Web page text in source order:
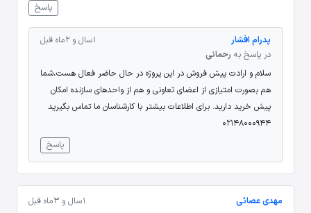
پاسخ
پدرام افشار
1 سال و 2 ماه قبل
در پاسخ به رحمانی
سلام و ارادت پیش فروش در این پروژه در حال حاضر فعال هست،شما
هم بصورت امتیازی از اعضای تعاونی و هم از واحدهای سازنده امکان
پیش خرید دارید. برای اطلاعات بیشتر با کارشناسان ما تماس بگیرید
02148000944
پاسخ
مهدی عصائی
1 سال و 3 ماه قبل